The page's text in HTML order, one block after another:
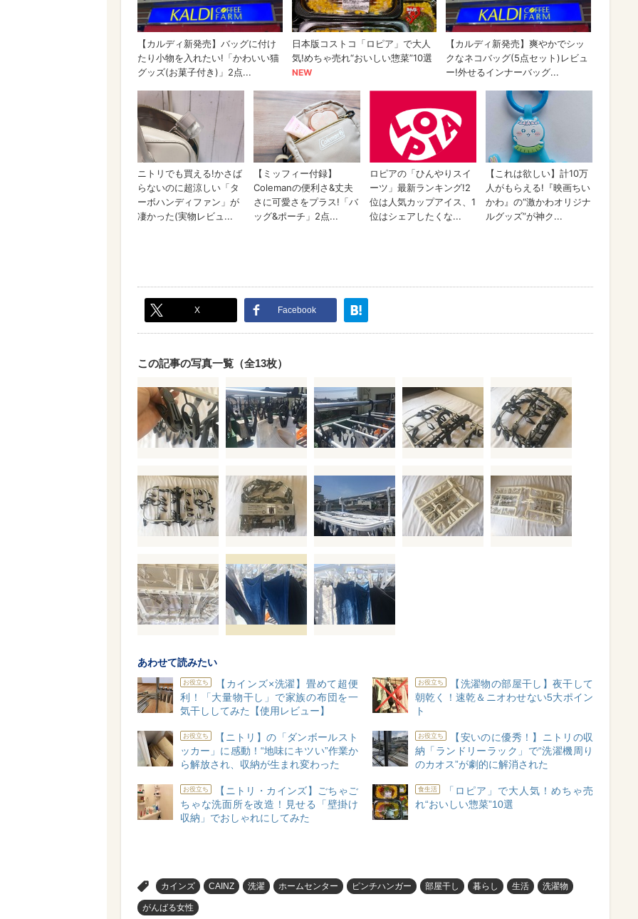
X Facebook
この記事の写真一覧（全13枚）
あわせて読みたい
お役立ち
【カインズ×洗濯】畳めて超便
利！「大量物干し」で家族の布団を一
気干ししてみた【使用レビュー】
お役立ち
【洗濯物の部屋干し】夜干して
朝乾く！速乾＆ニオわせない5大ポイン
ト
お役立ち
【ニトリ】の「ダンボールスト
ッカー」に感動！“地味にキツい”作業か
ら解放され、収納が生まれ変わった
お役立ち
【安いのに優秀！】ニトリの収
納「ランドリーラック」で“洗濯機周り
のカオス”が劇的に解消された
お役立ち
【ニトリ・カインズ】ごちゃご
ちゃな洗面所を改造！見せる「壁掛け
収納」でおしゃれにしてみた
食生活
「ロピア」で大人気！めちゃ売
れ“おいしい惣菜”10選
カインズ CAINZ 洗濯 ホームセンター ピンチハンガー 部屋干し 暮らし 生活 洗濯物
がんばる女性